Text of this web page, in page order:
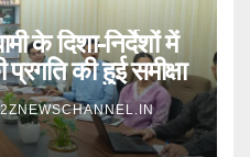
के दिशा-निर्देशों में
की हुई समीक्षा